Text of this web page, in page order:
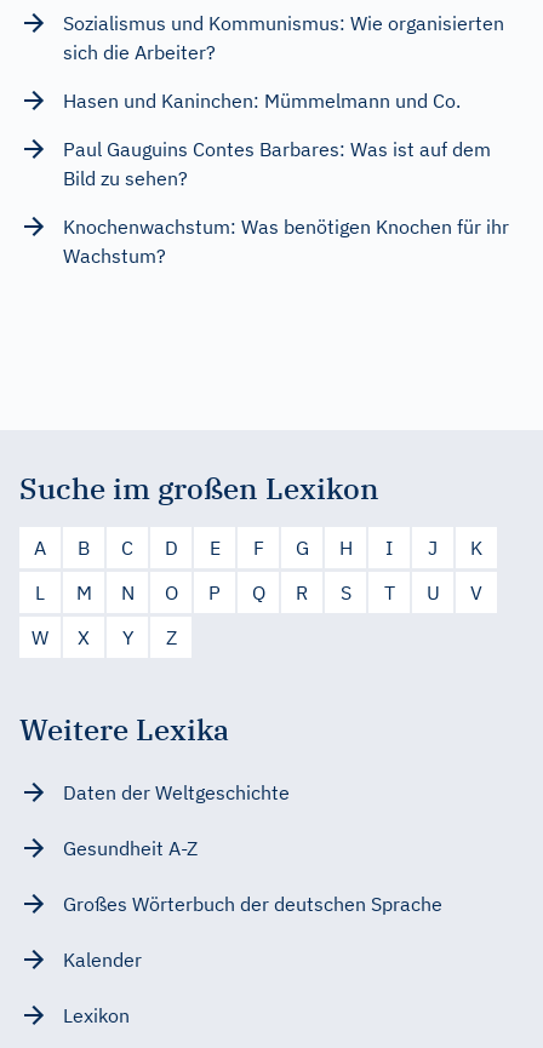
Sozialismus und Kommunismus: Wie organisierten
sich die Arbeiter?
Hasen und Kaninchen: Mümmelmann und Co.
Paul Gauguins Contes Barbares: Was ist auf dem
Bild zu sehen?
Knochenwachstum: Was benötigen Knochen für ihr
Wachstum?
Suche im großen Lexikon
A B C D E F G H I J
K
L
M N O P Q R S T U
V
W
X Y Z
Weitere Lexika
Daten der Weltgeschichte
Gesundheit A-Z
Großes Wörterbuch der deutschen Sprache
Kalender
Lexikon